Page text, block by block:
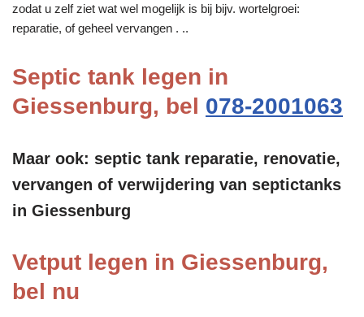
zodat u zelf ziet wat wel mogelijk is bij bijv. wortelgroei:
reparatie, of geheel vervangen . ..
Septic tank legen in
Giessenburg, bel 078-2001063
Maar ook: septic tank reparatie, renovatie,
vervangen of verwijdering van septictanks
in Giessenburg
Vetput legen in Giessenburg,
bel nu